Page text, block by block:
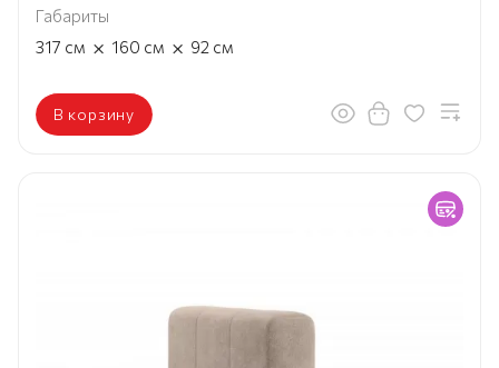
Габариты
317 см × 160 см × 92 см
В корзину